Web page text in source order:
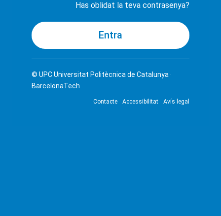
Has oblidat la teva contrasenya?
© UPCUniversitat Politècnica de Catalunya ·
BarcelonaTech
Contacte Accessibilitat Avís legal